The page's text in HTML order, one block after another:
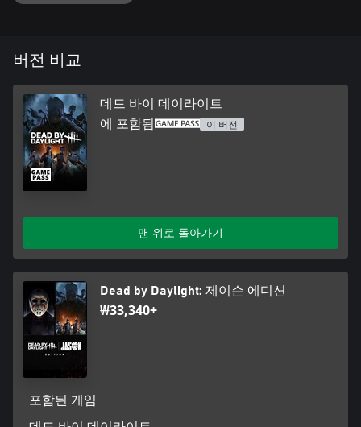
버전 비교
데드 바이 데이라이트
에 포함됨 이 버전
맨 위로 돌아가기
Dead by Daylight: 제이슨 에디션
₩33,340+
포함된 게임